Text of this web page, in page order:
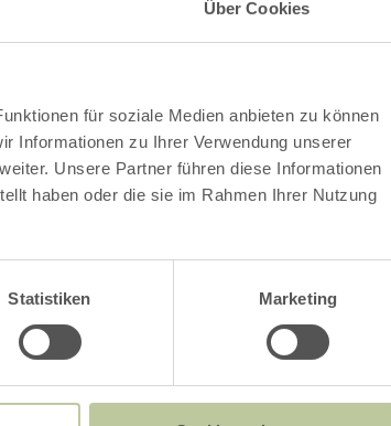
Über Cookies
für soziale Medien anbieten zu können
Informationen zu Ihrer Verwendung unserer
Unsere Partner führen diese Informationen
haben oder die sie im Rahmen Ihrer Nutzung
Statistiken Marketing